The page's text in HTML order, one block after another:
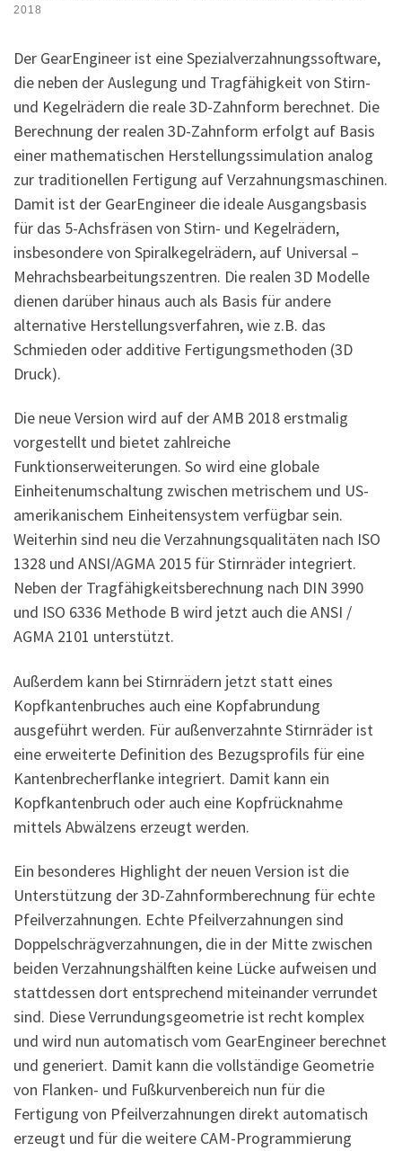
2018
Der GearEngineer ist eine Spezialverzahnungssoftware,
die neben der Auslegung und Tragfähigkeit von Stirn-
und Kegelrädern die reale 3D-Zahnform berechnet. Die
Berechnung der realen 3D-Zahnform erfolgt auf Basis
einer mathematischen Herstellungssimulation analog
zur traditionellen Fertigung auf Verzahnungsmaschinen.
Damit ist der GearEngineer die ideale Ausgangsbasis
für das 5-Achsfräsen von Stirn- und Kegelrädern,
insbesondere von Spiralkegelrädern, auf Universal –
Mehrachsbearbeitungszentren. Die realen 3D Modelle
dienen darüber hinaus auch als Basis für andere
alternative Herstellungsverfahren, wie z.B. das
Schmieden oder additive Fertigungsmethoden (3D
Druck).
Die neue Version wird auf der AMB 2018 erstmalig
vorgestellt und bietet zahlreiche
Funktionserweiterungen. So wird eine globale
Einheitenumschaltung zwischen metrischem und US-
amerikanischem Einheitensystem verfügbar sein.
Weiterhin sind neu die Verzahnungsqualitäten nach ISO
1328 und ANSI/AGMA 2015 für Stirnräder integriert.
Neben der Tragfähigkeitsberechnung nach DIN 3990
und ISO 6336 Methode B wird jetzt auch die ANSI /
AGMA 2101 unterstützt.
Außerdem kann bei Stirnrädern jetzt statt eines
Kopfkantenbruches auch eine Kopfabrundung
ausgeführt werden. Für außenverzahnte Stirnräder ist
eine erweiterte Definition des Bezugsprofils für eine
Kantenbrecherflanke integriert. Damit kann ein
Kopfkantenbruch oder auch eine Kopfrücknahme
mittels Abwälzens erzeugt werden.
Ein besonderes Highlight der neuen Version ist die
Unterstützung der 3D-Zahnformberechnung für echte
Pfeilverzahnungen. Echte Pfeilverzahnungen sind
Doppelschrägverzahnungen, die in der Mitte zwischen
beiden Verzahnungshälften keine Lücke aufweisen und
stattdessen dort entsprechend miteinander verrundet
sind. Diese Verrundungsgeometrie ist recht komplex
und wird nun automatisch vom GearEngineer berechnet
und generiert. Damit kann die vollständige Geometrie
von Flanken- und Fußkurvenbereich nun für die
Fertigung von Pfeilverzahnungen direkt automatisch
erzeugt und für die weitere CAM-Programmierung